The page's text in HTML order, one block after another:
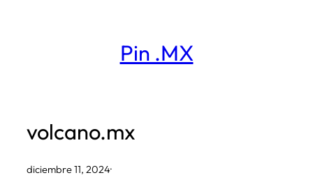
Pin .MX
volcano.mx
diciembre 11, 2024·